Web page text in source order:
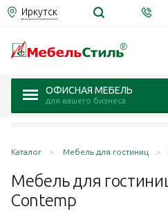
Иркутск
ОФИСНАЯ МЕБЕЛЬ
для вашего бизнеса
Каталог Мебель для гостиниц
Мебель для
Contemp